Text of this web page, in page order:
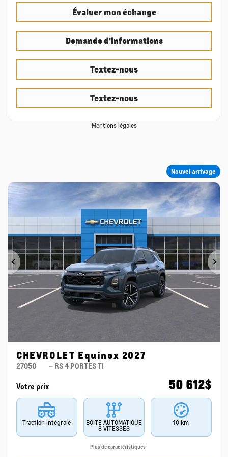
Évaluer mon échange
Demande d'informations
Textez-nous
Textez-nous
Mentions légales
Nouvel arrivage
Précédent
CHEVROLET Equinox 2027
27050 – RS 4 PORTES TI
Votre prix 50 612$
Traction intégrale
BOITE AUTOMATIQUE
8 VITESSES
10 km
Plus de caractéristiques